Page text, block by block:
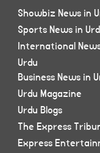
Showbiz News in
Sports News in
International
Urdu
Business News in
Urdu Magazine
Urdu Blogs
The Express
Express